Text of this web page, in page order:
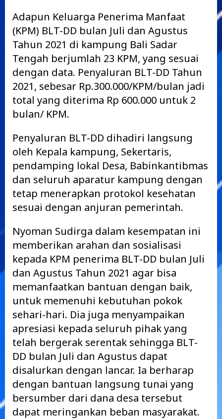
Adapun Keluarga Penerima Manfaat
(KPM) BLT-DD bulan Juli dan Agustus
Tahun 2021 di kampung Bali Sadar
Tengah berjumlah 23 KPM, yang sesuai
dengan data. Penyaluran BLT-DD Tahun
2021, sebesar Rp.300.000/KPM/bulan jadi
total yang diterima Rp 600.000 untuk 2
bulan/ KPM.
Penyaluran BLT-DD dihadiri langsung
oleh Kepala kampung, Sekertaris,
pendamping lokal Desa, Babinkantibmas
dan seluruh aparatur kampung dengan
tetap menerapkan protokol kesehatan
sesuai dengan anjuran pemerintah.
Nyoman Sudirga dalam kesempatan ini
memberikan arahan dan sosialisasi
kepada KPM penerima BLT-DD bulan Juli
dan Agustus Tahun 2021 agar bisa
memanfaatkan bantuan dengan baik,
untuk memenuhi kebutuhan pokok
sehari-hari. Dia juga menyampaikan
apresiasi kepada seluruh pihak yang
telah bergerak serentak sehingga BLT-
DD bulan Juli dan Agustus dapat
disalurkan dengan lancar. Ia berharap
dengan bantuan langsung tunai yang
bersumber dari dana desa tersebut
dapat meringankan beban masyarakat.